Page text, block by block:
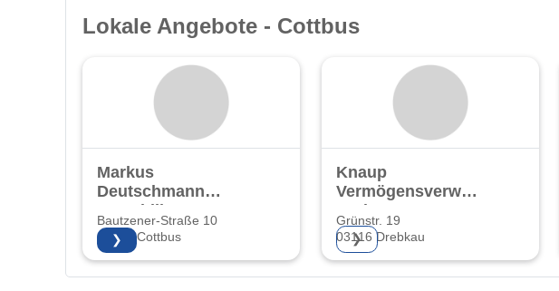
Lokale Angebote - Cottbus
Markus
Deutschmann
Immobilien
Bautzener-Straße 10
03046 Cottbus
❯
Knaup
Vermögensverwaltung
GmbH
Grünstr. 19
03116 Drebkau
❯